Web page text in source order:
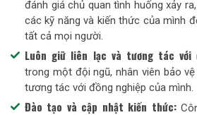
đánh giá chủ quan tình huống xảy
các kỹ năng và kiến thức của mình
tất cả mọi người.
Luôn giữ liên lạc và tương tác với
trong một đội ngũ, nhân viên bảo
tương tác với đồng nghiệp của mình.
Đào tạo và cập nhật kiến thức: